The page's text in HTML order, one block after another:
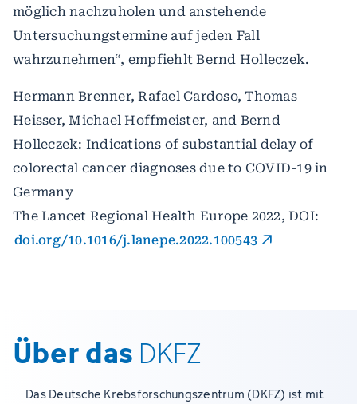
möglich nachzuholen und anstehende
Untersuchungstermine auf jeden Fall
wahrzunehmen“, empfiehlt Bernd Holleczek.
Hermann Brenner, Rafael Cardoso, Thomas
Heisser, Michael Hoffmeister, and Bernd
Holleczek: Indications of substantial delay of
colorectal cancer diagnoses due to COVID-19 in
Germany
The Lancet Regional Health Europe 2022, DOI:
doi.org/10.1016/j.lanepe.2022.100543
Über das DKFZ
Das Deutsche Krebsforschungszentrum (DKFZ) ist mit